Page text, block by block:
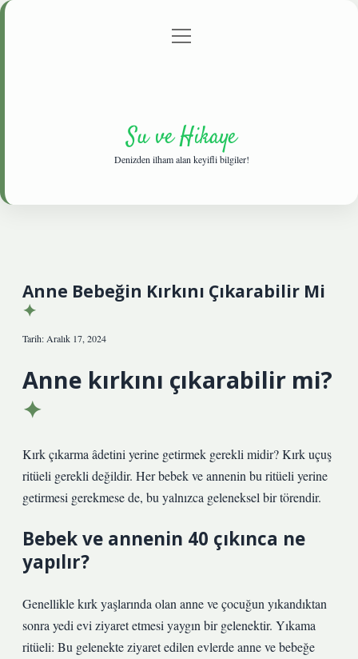
Gizlilik Politikası
menüyü
Su ve Hikaye
Denizden ilham alan keyifli bilgiler!
Anne Bebeğin Kırkını Çıkarabilir Mi
Tarih: Aralık 17, 2024
Anne kırkını çıkarabilir mi?
Kırk çıkarma âdetini yerine getirmek gerekli midir? Kırk uçuş
ritüeli gerekli değildir. Her bebek ve annenin bu ritüeli yerine
getirmesi gerekmese de, bu yalnızca geleneksel bir törendir.
Bebek ve annenin 40 çıkınca ne
yapılır?
Genellikle kırk yaşlarında olan anne ve çocuğun yıkandıktan
sonra yedi evi ziyaret etmesi yaygın bir gelenektir. Yıkama
ritüeli: Bu gelenekte ziyaret edilen evlerde anne ve bebeğe